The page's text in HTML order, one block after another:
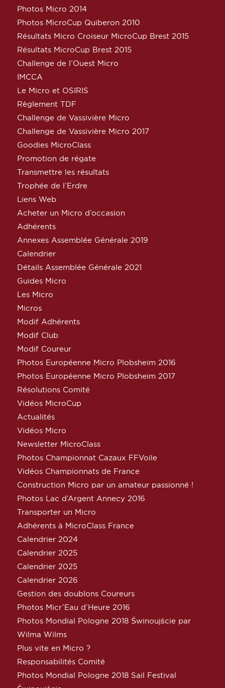
Photos Micro 2014
Photos MicroCup Quiberon 2010
Résultats Micro Croiseur MicroCup Brest 2015
Résultats MicroCup Brest 2015
Challenge de l’Ouest Micro
IMCCA
Le Micro et OSIRIS
Règlement TDF
Challenge de Vassivière Micro
Challenge de Vassivière Micro 2017
Goodies MicroClass
Promotion de régate
Transmettre les résultats
Trophée de l’Erdre
Liens Web
Acheter un Micro d’occasion
Adhérents
Annexes Assemblée Générale 2019
Calendrier
Détails Assemblée Générale 2021
Guides Micro
Les Micro
Micros
Modif Adhérents
Modif Club
Modif Coureur
Photos Européenne Micro Plobsheim 2016
Photos Européenne Micro Plobsheim 2017
Résolutions Comité
Vidéos MicroCup
Actualités
Vidéos Micro
Newsletter MicroClass
Photos Championnat Cazaux FFVoile
Vidéos Championnats de France
Construction Micro par un amateur passionné !
Photos Lac d’Argent Annecy 2016
Transporter un Micro
Adhérents à MicroClass France
Calendrier 2024
Calendrier 2025
Calendrier 2025
Calendrier 2026
Gestion des doublons Coureurs
Photos Micr’Eau d’Heure 2016
Photos Mondial Pologne 2018 Świnoujście par
Wilma Wilms
Plus vite en Micro ?
Responsabilités Comité
Photos Mondial Pologne 2018 Sail Festival